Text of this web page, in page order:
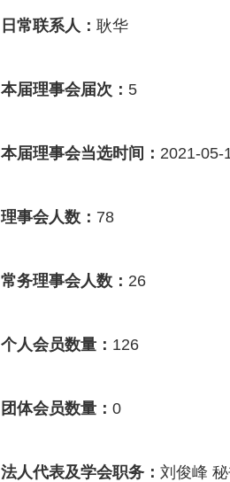
日常联系人： 耿华
本届理事会届次： 5
本届理事会当选时间： 2021-05-
理事会人数： 78
常务理事会人数： 26
个人会员数量： 126
团体会员数量： 0
法人代表及学会职务： 刘俊峰